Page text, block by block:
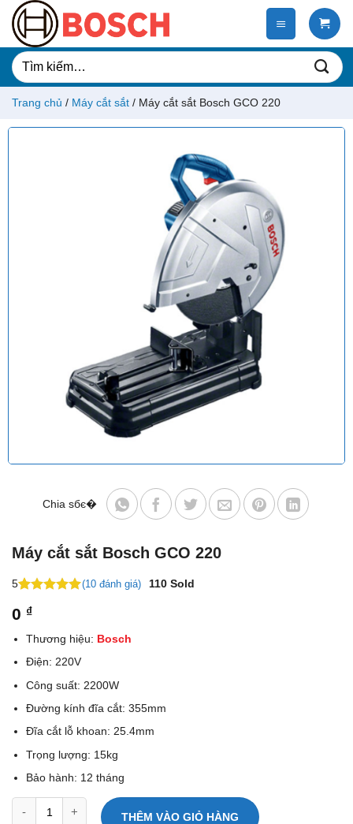
Chuyển
đến
dungTìm
kiếm:
Trang chủ / Máy cắt sắt / Máy cắt sắt Bosch GCO 220
Chia sбє�
Máy cắt sắt Bosch GCO 220
5
dựa trên
(10 đánh giá) 110 Sold
0 ₫
Thương hiệu: Bosch
Điện: 220V
Công suất: 2200W
Đường kính đĩa cắt: 355mm
Đĩa cắt lỗ khoan: 25.4mm
Trọng lượng: 15kg
Bảo hành: 12 tháng
Máy cắt sắt Bosch GCO 220 số lượng
THÊM VÀO GIỎ HÀNG